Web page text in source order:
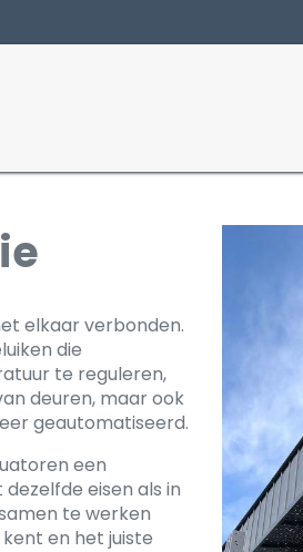
elkaar verbonden.
die
te reguleren,
deuren, maar ook
geautomatiseerd.
een
eisen als in
te werken
en het juiste